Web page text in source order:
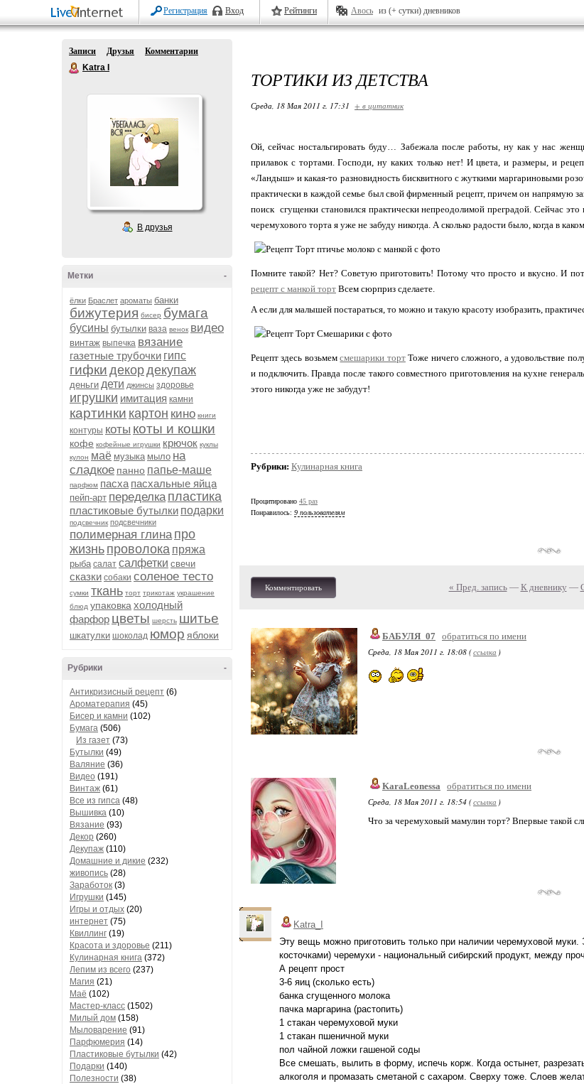
Регистрация Вход Рейтинги Авось из (+ сутки) дневников
Записи Друзья
Комментарии
Katra I
В друзья
-
Метки
ёлки Браслет ароматы банки
бижутерия бисер бумага
бусины бутылки ваза венок видео
винтаж выпечка вязание
газетные трубочки гипс
гифки декордекупаж
деньги дети джинсы здоровье
игрушки имитация камни
картинки картон кино книги
контуры коты коты и кошки
кофе кофейные игрушки крючок куклы
кулон маё музыка мыло на
сладкое панно папье-маше
парфюм пасха пасхальные яйца
пейп-арт переделка пластика
пластиковые бутылки подарки
подсвечник подсвечники
полимерная глина про
жизнь проволока пряжа
рыба салат салфетки свечи
сказки собаки соленое тесто
сумки ткань торт трикотаж украшение
блюд упаковка холодный
фарфор цветы шерсть шитье
шкатулки шоколад юмор яблоки
-
Рубрики
Антикризисный рецепт (6)
Ароматерапия (45)
Бисер и камни (102)
Бумага (506)
Из газет (73)
Бутылки (49)
Валяние (36)
Видео (191)
Винтаж (61)
Все из гипса (48)
Вышивка (10)
Вязание (93)
Декор (260)
Декупаж (110)
Домашние и дикие (232)
живопись (28)
Заработок (3)
Игрушки (145)
Игры и отдых (20)
интернет (75)
Квиллинг (19)
Красота и здоровье (211)
Кулинарная книга (372)
Лепим из всего (237)
Магия (21)
Маё (102)
Мастер-класс (1502)
Милый дом (158)
Мыловарение (91)
Парфюмерия (14)
Пластиковые бутылки (42)
Подарки (140)
Полезности (38)
ТОРТИКИ ИЗ ДЕТСТВА
Среда, 18 Мая 2011 г. 17:31 + в цитатник
Ой, сейчас ностальгировать буду… Забежала после работы, ну как у нас
прилавок с тортами. Господи, ну каких только нет! И цвета, и размеры, и
«Ландыш» и какая-то разновидность бисквитного с жуткими маргариновыми
практически в каждой семье был свой фирменный рецепт, причем он напрямую
поиск сгущенки становился практически непреодолимой преградой. Сейчас
черемухового торта я уже не забуду никогда. А сколько радости было, когда в
Помните такой? Нет? Советую приготовить! Потому что просто и вкусно. И
рецепт с манкой торт Всем сюрприз сделаете.
А если для малышей постараться, то можно и такую красоту изобразить,
Рецепт здесь возьмемсмешарики тортТоже ничего сложного, а удовольствие
и подключить. Правда после такого совместного приготовления на кухне
этого никогда уже не забудут!
Рубрики: Кулинарная книга
Процитировано 45 раз
Понравилось: 9 пользователям
Комментировать « Пред. запись— К дневнику —
БАБУЛЯ_07
обратиться по имени
Среда, 18 Мая 2011 г. 18:08 (ссылка )
KaraLeonessa
обратиться по имени
Среда, 18 Мая 2011 г. 18:54 (ссылка )
Что за черемуховый мамулин торт? Впервые такой
Katra_I
Эту вещь можно приготовить только при наличии черемуховой
косточками) черемухи - национальный сибирский продукт, между
А рецепт прост
3-6 яиц (сколько есть)
банка сгущенного молока
пачка маргарина (растопить)
1 стакан черемуховой муки
1 стакан пшеничной муки
пол чайной ложки гашеной соды
Все смешать, вылить в форму, испечь корж. Когда остынет,
алкоголя и промазать сметаной с сахаром. Сверху тоже. Слоев